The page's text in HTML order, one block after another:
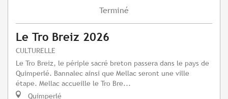
Terminé
Le Tro Breiz 2026
CULTURELLE
Le Tro Breiz, le périple sacré breton passera dans le pays de
Quimperlé. Bannalec ainsi que Mellac seront une ville
étape. Mellac accueille le Tro Bre...
Quimperlé